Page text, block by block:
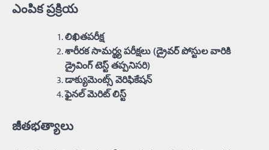
ఎంపిక ప్రక్రియ
లిఖితపరీక్ష
శారీరక సామర్థ్య పరీక్షలు (డ్రైవర్ పోస్టుల వారికి
డ్రైవింగ్ టెస్ట్ తప్పనిసరి)
డాక్యుమెంట్స్ వెరిఫికేషన్
ఫైనల్‌ మెరిట్‌ లిస్ట్
జీతభత్యాలు